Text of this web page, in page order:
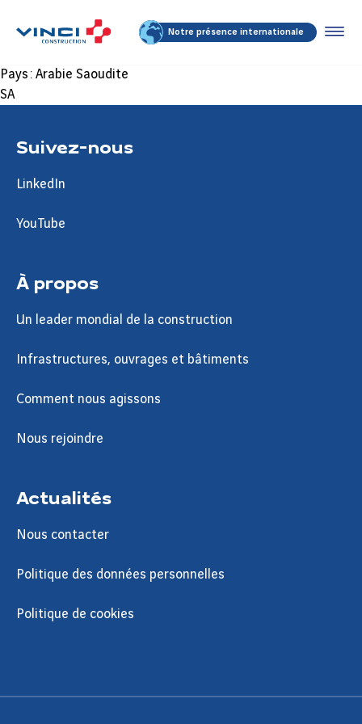
Notre présence internationale
Pays : Arabie Saoudite
SA
Suivez-nous
LinkedIn
YouTube
À propos
Un leader mondial de la construction
Infrastructures, ouvrages et bâtiments
Comment nous agissons
Nous rejoindre
Actualités
Nous contacter
Politique des données personnelles
Politique de cookies